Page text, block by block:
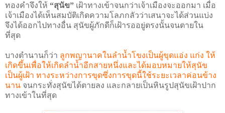
ทองคำจึงให้ “สุนัข” เฝ้าทางเข้าจนกว่าเจ้าเมืองจะออกมา เมื่อ
เจ้าเมืองได้เห็นสมบัติเกิดความโลภกลัวว่าเสนาจะได้ส่วนแบ่ง
จึงได้ออกไปทางอื่น สุนัขผู้ภักดีก็เฝ้ารออยู่ตรงนั้นจนตายใน
ที่สุด
บางตำนานก็ว่า ลูกพญานาคในลำน้ำโขงเป็นผู้ขุดแอ่ง แก่ง ให้
เกิดขึ้นเพื่อให้เกิดลำน้ำอีกสายหนึ่งและได้มอบหมายให้สุนัข
เป็นผู้เฝ้า ทางระหว่างการขุดซึ่งการขุดนี้ใช้ระยะเวลาค่อนข้าง
นาน จนกระทั่งสุนัขได้ตายลง และกลายเป็นหินรูปสุนัขเฝ้าปาก
ทางเข้าในที่สุด